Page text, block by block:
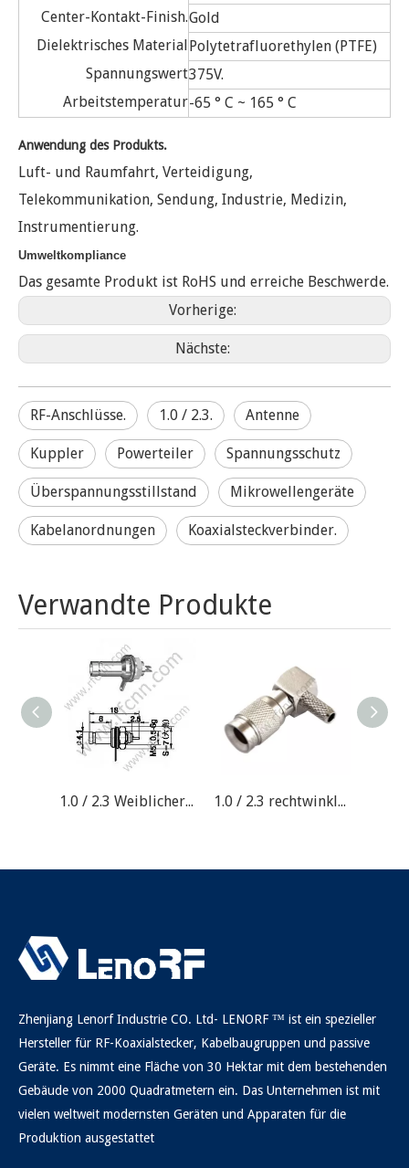
Center-Kontakt-Finish.Gold
Dielektrisches MaterialPolytetrafluorethylen (PTFE)
Spannungswert375V.
Arbeitstemperatur-65 ° C ~ 165 ° C
Anwendung des Produkts.
Luft- und Raumfahrt, Verteidigung,
Telekommunikation, Sendung, Industrie, Medizin,
Instrumentierung.
Umweltkompliance
Das gesamte Produkt ist RoHS und erreiche Beschwerde.
Vorherige:
Nächste:
RF-Anschlüsse. 1.0 / 2.3. Antenne
Kuppler Powerteiler Spannungsschutz
Überspannungsstillstand Mikrowellengeräte
Kabelanordnungen Koaxialsteckverbinder.
Verwandte Produkte
1.0 / 2.3 Weiblicher Bulkhead-Halterung HF-Stecker 1.0 / 2.3 rechtwinklig männliches Crimpen für BT3002 RF-Anschluss
Zhenjiang Lenorf Industrie CO. Ltd- LENORF ™ ist ein spezieller
Hersteller für RF-Koaxialstecker, Kabelbaugruppen und passive
Geräte. Es nimmt eine Fläche von 30 Hektar mit dem bestehenden
Gebäude von 2000 Quadratmetern ein. Das Unternehmen ist mit
vielen weltweit modernsten Geräten und Apparaten für die
Produktion ausgestattet